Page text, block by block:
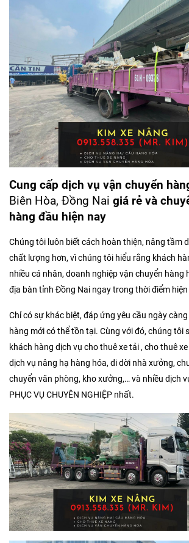
Cung cấp dịch vụ vận chuyển
Biên Hòa, Đồng Nai giá rẻ và
hàng đầu hiện nay
Chúng tôi luôn biết cách hoàn thiện, nâng tầm
chất lượng hơn, vì chúng tôi hiểu rằng khách
nhiều cá nhân, doanh nghiệp vận chuyển hàng
địa bàn tỉnh Đồng Nai ngay trong thời điểm
Chỉ có sự khác biệt, đáp ứng yêu cầu ngày
hàng mới có thể tồn tại. Cùng với đó, chúng tôi
khách hàng dịch vụ cho thuê xe tải , cho thuê
dịch vụ nâng hạ hàng hóa, di dời nhà xưởng,
chuyển văn phòng, kho xưởng,… và nhiều dịch
PHỤC VỤ CHUYÊN NGHIỆP nhất.